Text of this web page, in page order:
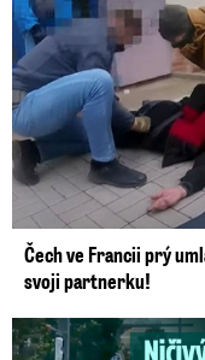
Čech ve Francii prý
svoji partnerku!
Ničivý tajfun uvěznil